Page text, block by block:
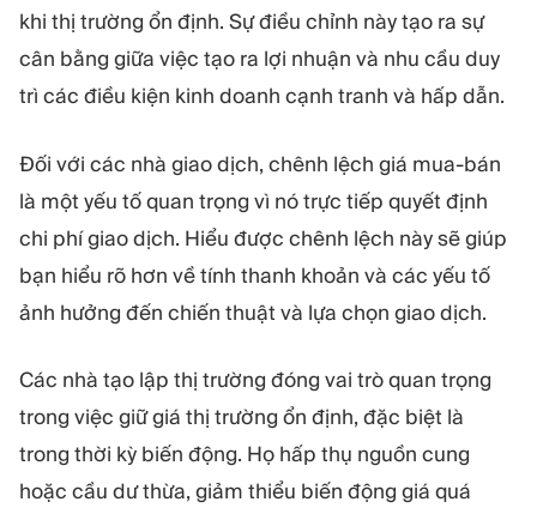
khi thị trường ổn định. Sự điều chỉnh này tạo ra sự
cân bằng giữa việc tạo ra lợi nhuận và nhu cầu duy
trì các điều kiện kinh doanh cạnh tranh và hấp dẫn.
Đối với các nhà giao dịch, chênh lệch giá mua-bán
là một yếu tố quan trọng vì nó trực tiếp quyết định
chi phí giao dịch. Hiểu được chênh lệch này sẽ giúp
bạn hiểu rõ hơn về tính thanh khoản và các yếu tố
ảnh hưởng đến chiến thuật và lựa chọn giao dịch.
Các nhà tạo lập thị trường đóng vai trò quan trọng
trong việc giữ giá thị trường ổn định, đặc biệt là
trong thời kỳ biến động. Họ hấp thụ nguồn cung
hoặc cầu dư thừa, giảm thiểu biến động giá quá